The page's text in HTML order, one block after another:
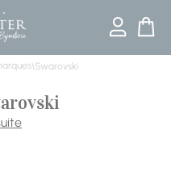
DOTTER
\Swarovski